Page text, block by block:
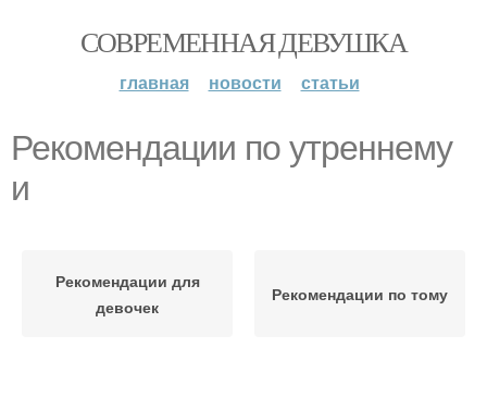
СОВРЕМЕННАЯ ДЕВУШКА
главная новости статьи
Рекомендации по утреннему
и
Рекомендации для
девочек
Рекомендации по тому